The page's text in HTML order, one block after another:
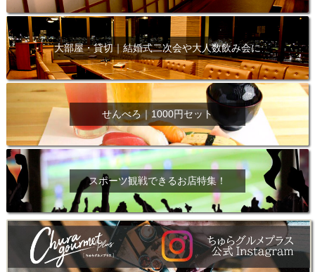
大部屋・貸切｜結婚式二次会や大人数飲み会に
せんべろ｜1000円セット
スポーツ観戦できるお店特集！